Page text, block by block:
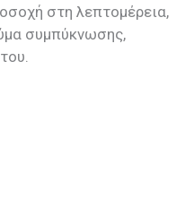
στη λεπτομέρεια,
συμπύκνωσης,